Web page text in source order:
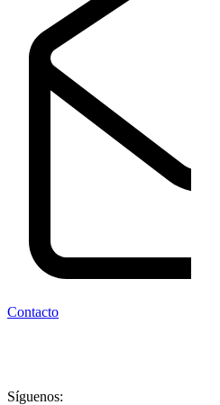
Curso para optimizar el uso de
Descubre cómo reducir el consumo
obligaciones legales y auditar el
ISO 50001.
Identifica oportunidades de ahorro
medibles.
Impulsa el compromiso ambiental y
Contacto
Síguenos: